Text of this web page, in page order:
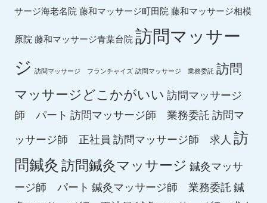
サージ海老名院 藤和マッサージ町田院 藤和マッサージ相模
原院 藤和マッサージ青葉台院 訪問マッサー
ジ 訪問マッサージ フランチャイズ 訪問マッサージ 業務委託 訪問
マッサージどこかがいい 訪問マッサージ
師 パート 訪問マッサージ師 業務委託 訪問マ
ッサージ師 正社員 訪問マッサージ師 求人 訪
問鍼灸 訪問鍼灸マッサージ 鍼灸マッサ
ージ師 パート 鍼灸マッサージ師 業務委託 鍼